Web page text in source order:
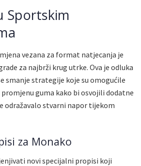
Sportskim
vezana za format natjecanja je
za najbrži krug utrke. Ova je odluka
smanje strategije koje su omogućile
guma kako bi osvojili dodatne
odražavalo stvarni napor tijekom
za Monako
novi specijalni propisi koji